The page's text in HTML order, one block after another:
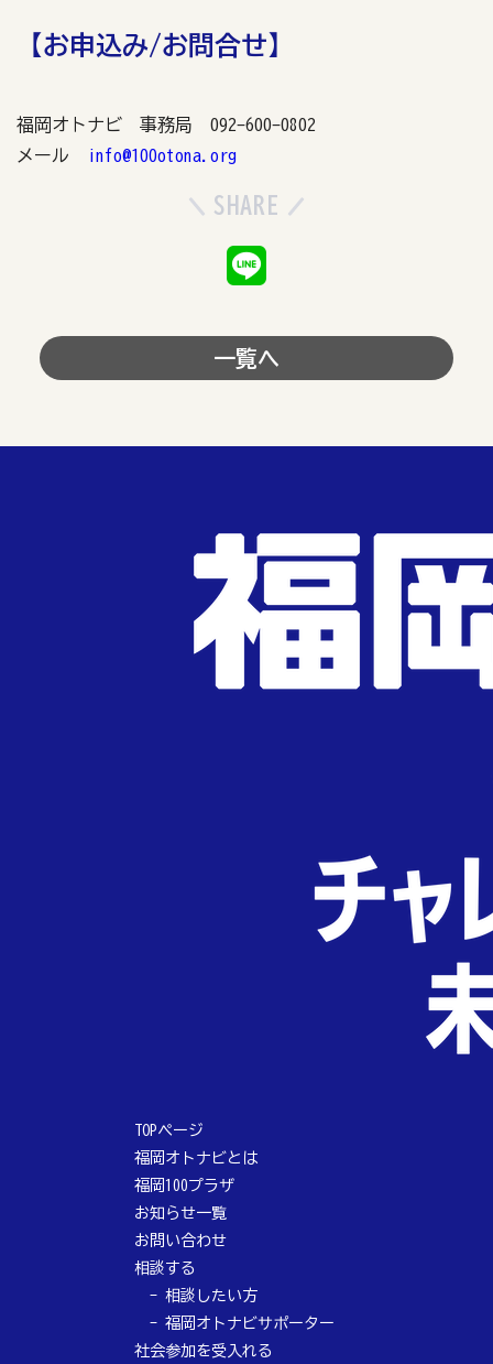
【お申込み/お問合せ】
福岡オトナビ 事務局 092-600-0802
メール
info@100otona.org
SHARE
一覧へ
TOPページ
福岡オトナビとは
福岡100プラザ
お知らせ一覧
お問い合わせ
相談する
相談したい方
福岡オトナビサポーター
社会参加を受入れる